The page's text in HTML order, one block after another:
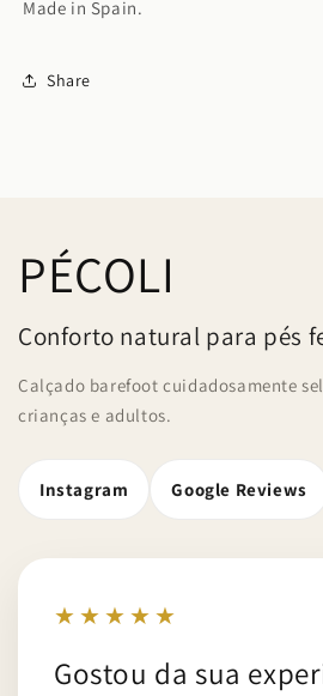
Made in Spain.
Share
PÉCOLI
Conforto natural para pés
Calçado barefoot cuidadosamente
crianças e adultos.
Instagram Google Reviews
★★★★★
Gostou da sua